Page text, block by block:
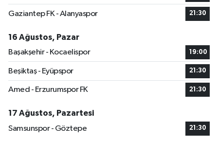
Gaziantep FK - Alanyaspor 21:30
16 Ağustos, Pazar
Başakşehir - Kocaelispor
19:00
Beşiktaş - Eyüpspor 21:30
Amed - Erzurumspor FK 21:30
17 Ağustos, Pazartesi
Samsunspor - Göztepe
21:30